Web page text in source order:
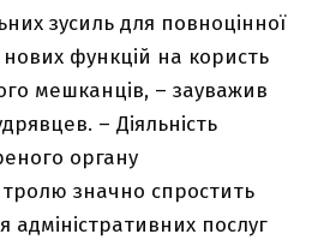
зусиль для повноцінної
нових функцій на користь
мешканців, – зауважив
– Діяльність
органу
значно спростить
адміністративних послуг